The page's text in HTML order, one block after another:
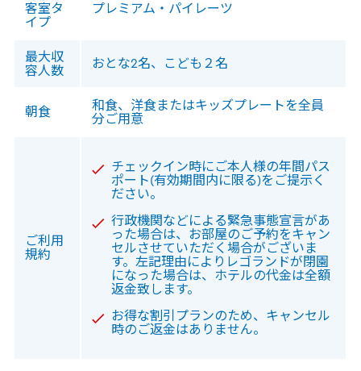
客室タ
イプ
プレミアム・パイレーツ
最大収
容人数
おとな2名、こども２名
朝食
和食、洋食またはキッズプレートを全員
分ご用意
ご利用
規約
チェックイン時にご本人様の年間パス
ポート(有効期間内に限る)をご提示く
ださい。
行政機関などによる緊急事態宣言があ
った場合は、お部屋のご予約をキャン
セルさせていただく場合がございま
す。左記理由によりレゴランドが閉園
になった場合は、ホテルの代金は全額
返金致します。
お得な割引プランのため、キャンセル
時のご返金はありません。